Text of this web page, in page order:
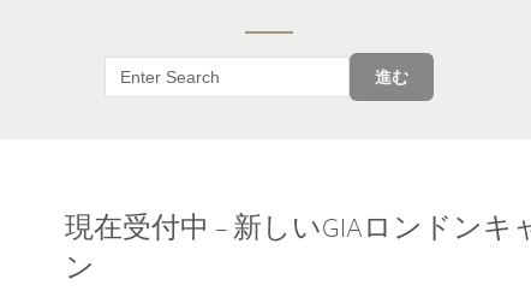
進む
現在受付中 – 新しいGIAロンドン
ン